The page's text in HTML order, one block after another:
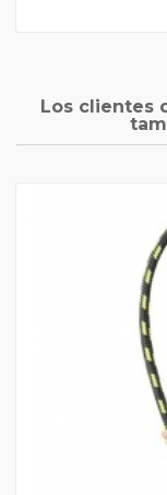
Los clientes